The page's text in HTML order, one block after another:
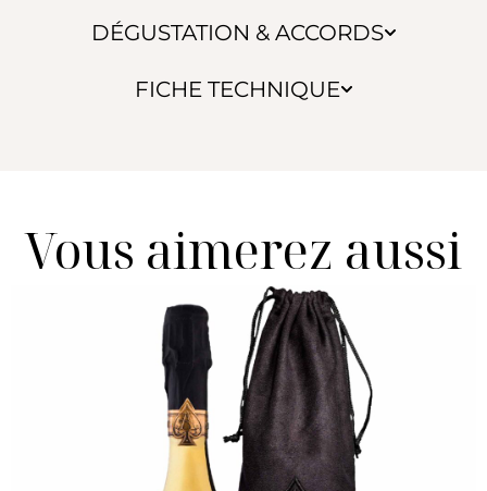
DÉGUSTATION & ACCORDS
FICHE TECHNIQUE
Vous aimerez aussi